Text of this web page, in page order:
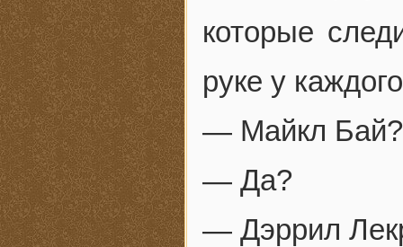
которые
руке у
— Майкл Бай?
— Да?
— Дэррил